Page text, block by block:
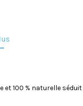
100 % naturelle